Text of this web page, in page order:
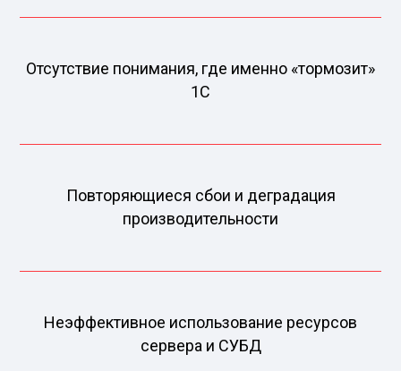
Отсутствие понимания, где именно «тормозит»
1С
Повторяющиеся сбои и деградация
производительности
Неэффективное использование ресурсов
сервера и СУБД